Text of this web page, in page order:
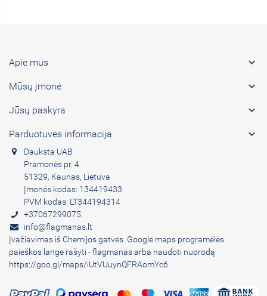
Apie mus 
Mūsų įmonė 
Jūsų paskyra 
Parduotuvės informacija 
Dauksta UAB
Pramonės pr. 4
51329, Kaunas, Lietuva
Įmonės kodas: 134419433
PVM kodas: LT344194314
+37067299075
info@flagmanas.lt
Įvažiavimas iš Chemijos gatvės. Google maps programėlės
paieškos lange rašyti - flagmanas arba naudoti nuorodą
https://goo.gl/maps/iUtVUuynQFRAomYc6